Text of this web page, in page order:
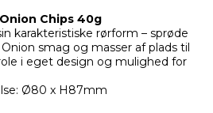
Chips 40g
karakteristiske rørform – sprøde
smag og masser af plads til
i eget design og mulighed for
Ø80 x H87mm